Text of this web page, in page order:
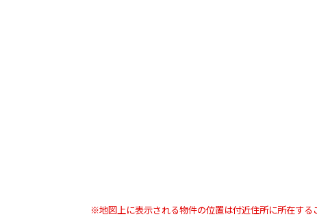
※地図上に表示される物件の位置は付近住所に所在する